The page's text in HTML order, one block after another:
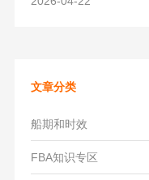
文章分类
船期和时效
FBA知识专区